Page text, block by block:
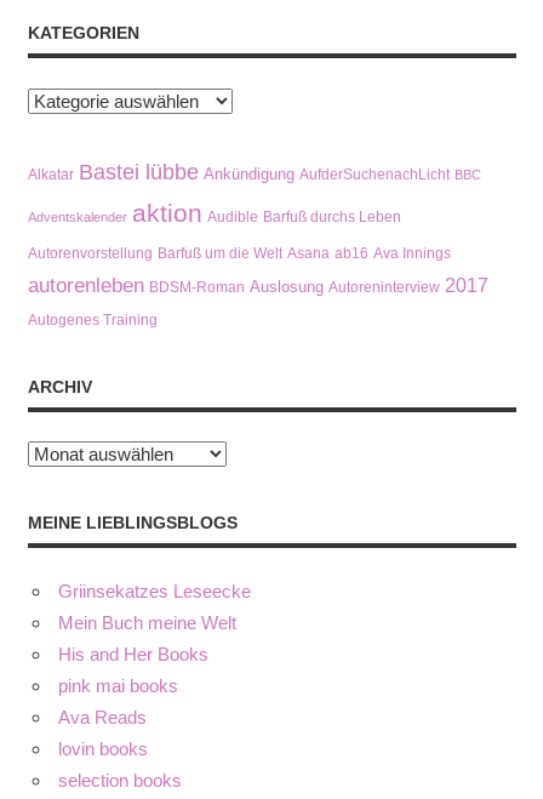
KATEGORIEN
Kategorien
Alkatar Bastei lübbe Ankündigung AufderSuchenachLicht BBC
Adventskalender aktion Audible Barfuß durchs Leben
Autorenvorstellung Barfuß um die Welt Asana ab16 Ava Innings
autorenleben BDSM-Roman Auslosung Autoreninterview 2017
Autogenes Training
ARCHIV
Archiv
MEINE LIEBLINGSBLOGS
Griinsekatzes Leseecke
Mein Buch meine Welt
His and Her Books
pink mai books
Ava Reads
lovin books
selection books